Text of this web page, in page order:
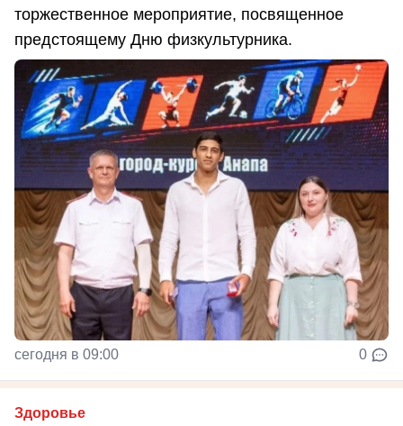
торжественное мероприятие, посвященное
предстоящему Дню физкультурника.
сегодня в 09:00 0
Здоровье